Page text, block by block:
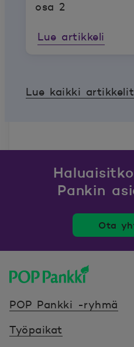
osa 2
Lue artikkeli
Lue kaikki
Pankin
Ota
POP Pankki -ryhmä
Työpaikat